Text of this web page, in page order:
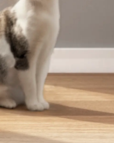
Peso do produto embalado
Profundidade do produto
Largura (caixa master)
Profundidade (caixa master)
Peso bruto (caixa master)
Largura do produto embalado
Garantia